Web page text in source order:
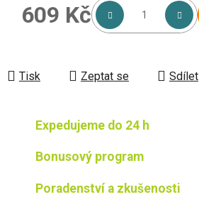
609 Kč
Tisk Zeptat se Sdílet
Expedujeme do 24 h
Bonusový program
Poradenství a zkušenosti